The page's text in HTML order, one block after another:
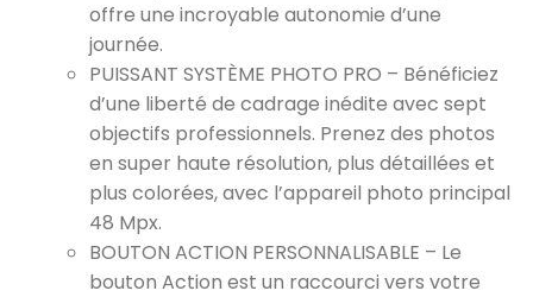
offre une incroyable autonomie d’une
journée.
PUISSANT SYSTÈME PHOTO PRO – Bénéficiez
d’une liberté de cadrage inédite avec sept
objectifs professionnels. Prenez des photos
en super haute résolution, plus détaillées et
plus colorées, avec l’appareil photo principal
48 Mpx.
BOUTON ACTION PERSONNALISABLE – Le
bouton Action est un raccourci vers votre